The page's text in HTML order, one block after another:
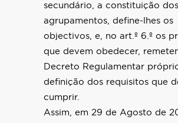
secundário, a constituição dos
agrupamentos, define-lhes os
objectivos, e, no art.º 6.º os
que devem obedecer,
Decreto Regulamentar
definição dos requisitos que
cumprir.
Assim, em 29 de Agosto de